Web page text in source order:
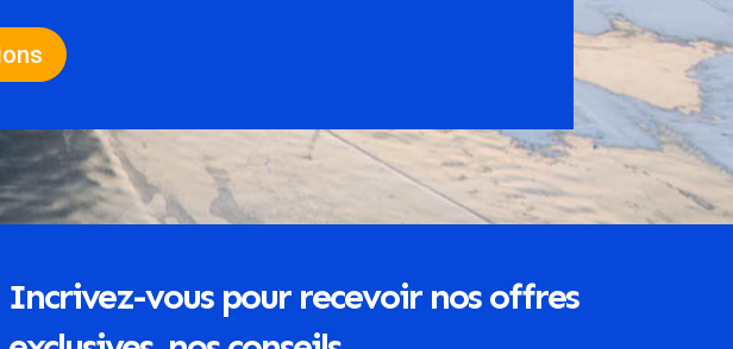
Incrivez-vous pour recevoir nos offres